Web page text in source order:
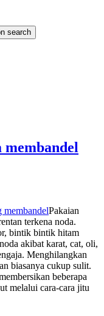
membandel
Pakaian
terkena noda.
bintik bintik hitam
akibat karat, cat, oli,
Menghilangkan
biasanya cukup sulit.
beberapa
melalui cara-cara jitu